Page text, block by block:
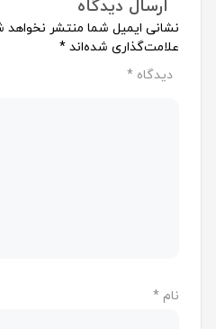
ارسال دیدگاه
نشانی ایمیل شما منتشر نخواهد
علامت‌گذاری شده‌اند *
دیدگاه *
نام *